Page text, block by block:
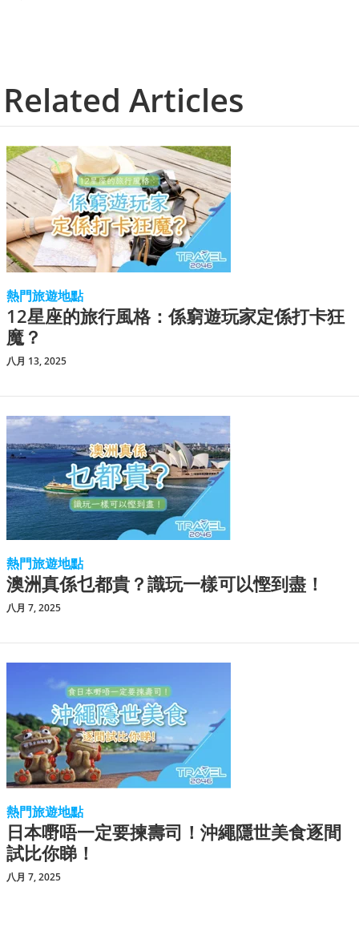
Related Articles
熱門旅遊地點
12星座的旅行風格：係窮遊玩家定係打卡狂
魔？
八月 13, 2025
熱門旅遊地點
澳洲真係乜都貴？識玩一樣可以慳到盡！
八月 7, 2025
熱門旅遊地點
日本嘢唔一定要揀壽司！沖繩隱世美食逐間
試比你睇！
八月 7, 2025